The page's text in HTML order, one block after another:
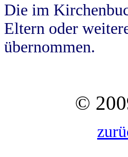
Die im
Eltern oder
übernommen.
©